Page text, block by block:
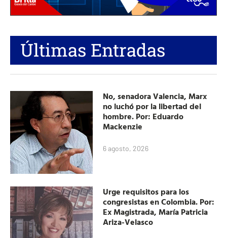
Últimas Entradas
No, senadora Valencia, Marx
no luchó por la libertad del
hombre. Por: Eduardo
Mackenzie
6 agosto, 2026
Urge requisitos para los
congresistas en Colombia. Por:
Ex Magistrada, María Patricia
Ariza-Velasco